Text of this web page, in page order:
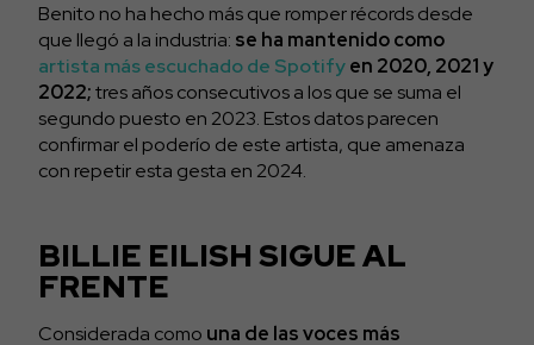
Benito no ha hecho más que romper récords desde
que llegó a la industria: se ha mantenido como
artista más escuchado de Spotifyen 2020, 2021 y
2022;tres años consecutivos a los que se suma el
segundo puesto en 2023. Estos datos parecen
confirmar el poderío de este artista, que amenaza
con repetir esta gesta en 2024.
BILLIE EILISH SIGUE AL
FRENTE
Considerada como una de las voces más